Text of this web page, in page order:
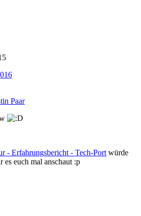
Paar
- Erfahrungsbericht - Tech-Portwürde
es euch mal anschaut :p